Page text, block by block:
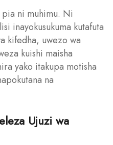
ni muhimu. Ni
inayokusukuma kutafuta
kifedha, uwezo wa
kuishi maisha
yako itakupa motisha
na
Ujuzi wa